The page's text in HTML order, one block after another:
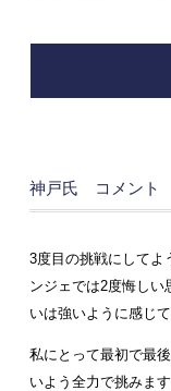
神戸氏 コメント
3度目の挑戦にしてよ
ンジェでは2度悔しい
いは強いように感じて
私にとって最初で最
いよう全力で挑みます